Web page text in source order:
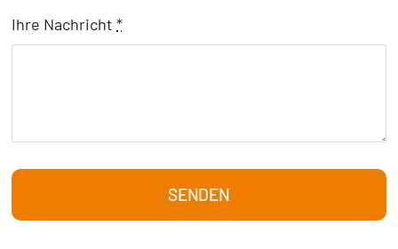
Ihre Nachricht*
SENDEN